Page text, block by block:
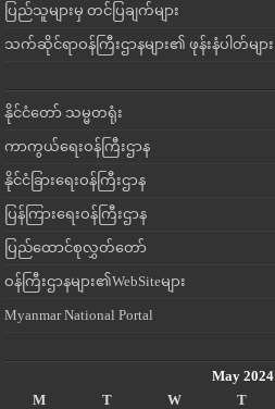
ပြည်သူများမှ တင်ပြချက်များ
သက်ဆိုင်ရာဝန်ကြီးဌာနများ၏ ဖုန်းနံပါတ်များ
နိုင်ငံတော် သမ္မတရုံး
ကာကွယ်ရေးဝန်ကြီးဌာန
နိုင်ငံခြားရေးဝန်ကြီးဌာန
ပြန်ကြားရေးဝန်ကြီးဌာန
ပြည်ထောင်စုလွှတ်တော်
ဝန်ကြီးဌာနများ၏WebSiteများ
Myanmar National Portal
May 2024
M
T W T